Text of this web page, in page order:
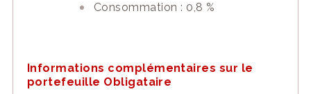
Consommation : 0,8 %
Informations complémentaires sur le
portefeuille Obligataire